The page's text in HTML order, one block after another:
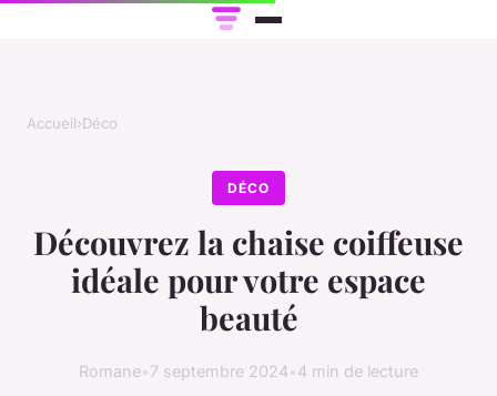
Accueil›Déco
DÉCO
Découvrez la chaise coiffeuse
idéale pour votre espace
beauté
Romane 7 septembre 2024 4 min de lecture